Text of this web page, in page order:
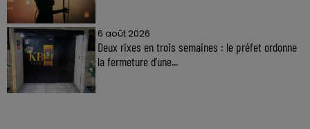
6 août 2026
Deux rixes en trois semaines : le préfet ordonne
la fermeture d'une...